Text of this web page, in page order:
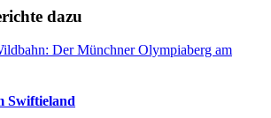
dazu
Swiftieland